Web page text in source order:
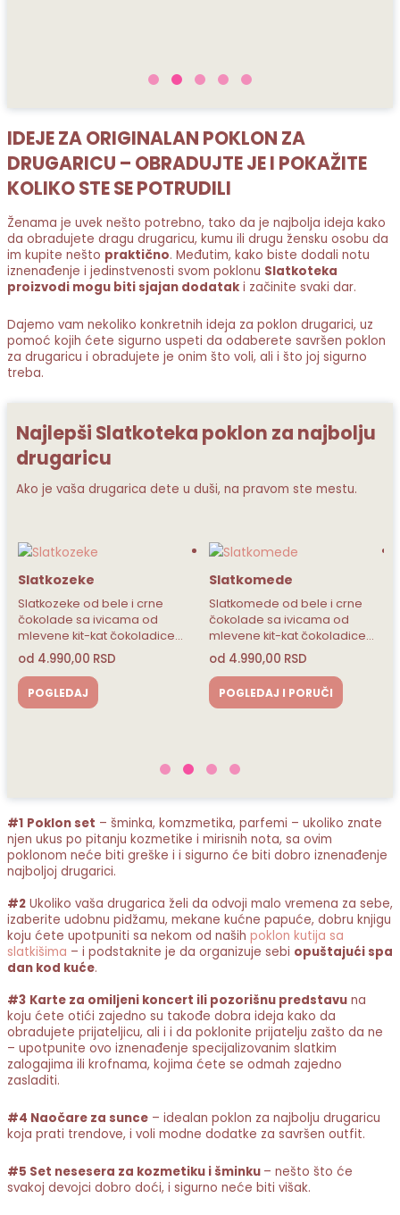
IDEJE ZA ORIGINALAN POKLON ZA
DRUGARICU – OBRADUJTE JE I POKAŽITE
KOLIKO STE SE POTRUDILI
Ženama je uvek nešto potrebno, tako da je najbolja ideja kako
da obradujete dragu drugaricu, kumu ili drugu žensku osobu da
im kupite nešto praktično. Međutim, kako biste dodali notu
iznenađenje i jedinstvenosti svom poklonu Slatkoteka
proizvodi mogu biti sjajan dodatak i začinite svaki dar.
Dajemo vam nekoliko konkretnih ideja za poklon drugarici, uz
pomoć kojih ćete sigurno uspeti da odaberete savršen poklon
za drugaricu i obradujete je onim što voli, ali i što joj sigurno
treba.
Najlepši Slatkoteka poklon za najbolju
drugaricu
Ako je vaša drugarica dete u duši, na pravom ste mestu.
Slatkomede
Slatkomede od bele i crne
čokolade sa ivicama od
mlevene kit-kat čokoladice…
od4.990,00
POGLEDAJ I PORUČI
Srce iznenađenja
Unicorn
UNICORN srce
od bele čokolade sa
penastim bombonama,
svežim jagodama u…
4.490,00RSD
#1 Poklon set – šminka, komzmetika, parfemi – ukoliko znate
njen ukus po pitanju kozmetike i mirisnih nota, sa ovim
poklonom neće biti greške i i sigurno će biti dobro iznenađenje
najboljoj drugarici.
#2 Ukoliko vaša drugarica želi da odvoji malo vremena za sebe,
izaberite udobnu pidžamu, mekane kućne papuće, dobru knjigu
koju ćete upotpuniti sa nekom od naših poklon kutija sa
slatkišima – i podstaknite je da organizuje sebi opuštajući spa
dan kod kuće.
#3 Karte za omiljeni koncert ili pozorišnu predstavu na
koju ćete otići zajedno su takođe dobra ideja kako da
obradujete prijateljicu, ali i i da poklonite prijatelju zašto da ne
– upotpunite ovo iznenađenje specijalizovanim slatkim
zalogajima ili krofnama, kojima ćete se odmah zajedno
zasladiti.
#4 Naočare za sunce – idealan poklon za najbolju drugaricu
koja prati trendove, i voli modne dodatke za savršen outfit.
#5 Set nesesera za kozmetiku i šminku – nešto što će
svakoj devojci dobro doći, i sigurno neće biti višak.